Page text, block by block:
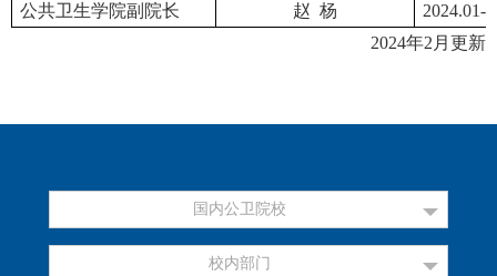
公共卫生学院副院长
赵 杨
2024.01-
2024年2月更新
国内公卫院校
校内部门